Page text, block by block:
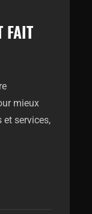
FAIT
mieux
services,